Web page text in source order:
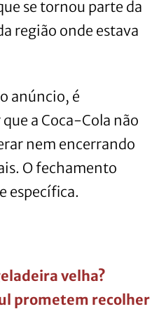
se tornou parte da
região onde estava
anúncio, é
a Coca-Cola não
nem encerrando
O fechamento
específica.
velha?
prometem recolher